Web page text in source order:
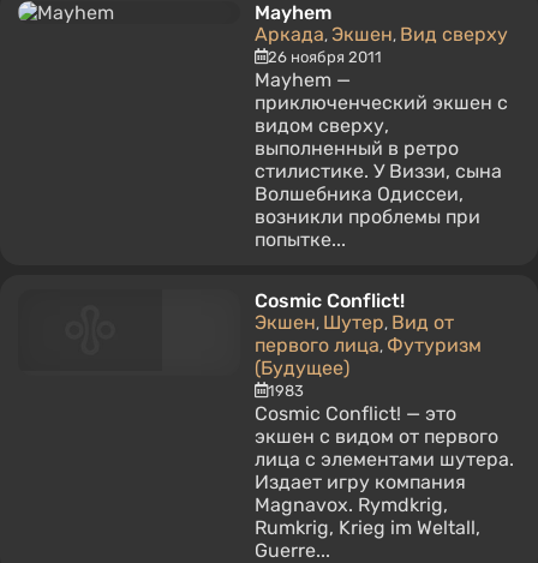
Mayhem
Аркада, Экшен, Вид сверху
26 ноября 2011
Mayhem —
приключенческий экшен с
видом сверху,
выполненный в ретро
стилистике. У Виззи, сына
Волшебника Одиссеи,
возникли проблемы при
попытке...
Cosmic Conflict!
Экшен, Шутер, Вид от
первого лица, Футуризм
(Будущее)
1983
Cosmic Conflict! — это
экшен с видом от первого
лица с элементами шутера.
Издает игру компания
Magnavox. Rymdkrig,
Rumkrig, Krieg im Weltall,
Guerre...